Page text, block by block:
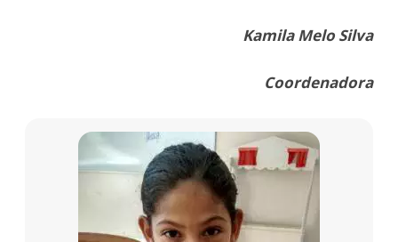
Kamila Melo Silva
Coordenadora